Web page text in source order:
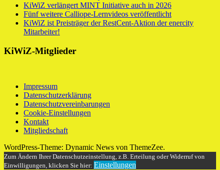
KiWiZ verlängert MINT Initiative auch in 2026
Fünf weitere Calliope-Lernvideos veröffentlicht
KiWiZ ist Preisträger der RestCent-Aktion der enercity
Mitarbeiter!
KiWiZ-Mitglieder
Impressum
Datenschutzerklärung
Datenschutzvereinbarungen
Cookie-Einstellungen
Kontakt
Mitgliedschaft
WordPress-Theme: Dynamic News von ThemeZee.
Zum Ändern Ihrer Datenschutzeinstellung, z.B. Erteilung oder Widerruf von
Einwilligungen, klicken Sie hier: Einstellungen